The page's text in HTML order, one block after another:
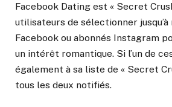
Facebook Dating est « Secret
utilisateurs de sélectionner jusqu’à
Facebook ou abonnés Instagram
un intérêt romantique. Si l’un de
également à sa liste de « Secret
tous les deux notifiés.